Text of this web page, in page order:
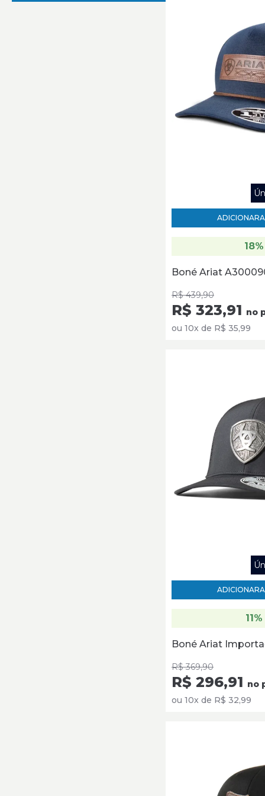
ADICIONAR
Boné Ariat
R$ 439,90
R$ 323,91 no
ou 10x de R$ 35,99
ADICIONAR
Boné Ariat
R$ 369,90
R$ 296,91 no
ou 10x de R$ 32,99